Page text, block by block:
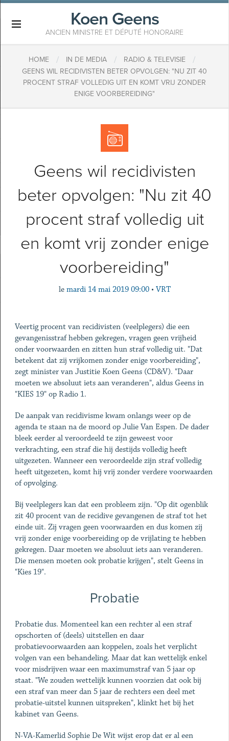
Koen Geens
ANCIEN MINISTRE ET DÉPUTÉ HONORAIRE
HOME / IN DE MEDIA / RADIO & TELEVISIE /
GEENS WIL RECIDIVISTEN BETER OPVOLGEN: "NU ZIT 40
PROCENT STRAF VOLLEDIG UIT EN KOMT VRIJ ZONDER
ENIGE VOORBEREIDING"
Geens wil recidivisten
beter opvolgen: "Nu zit 40
procent straf volledig uit
en komt vrij zonder enige
voorbereiding"
le mardi 14 mai 2019 09:00 • VRT
Veertig procent van recidivisten (veelplegers) die een
gevangenisstraf hebben gekregen, vragen geen vrijheid
onder voorwaarden en zitten hun straf volledig uit. "Dat
betekent dat zij vrijkomen zonder enige voorbereiding",
zegt minister van Justitie Koen Geens (CD&V). "Daar
moeten we absoluut iets aan veranderen", aldus Geens in
"KIES 19" op Radio 1.
De aanpak van recidivisme kwam onlangs weer op de
agenda te staan na de moord op Julie Van Espen. De dader
bleek eerder al veroordeeld te zijn geweest voor
verkrachting, een straf die hij destijds volledig heeft
uitgezeten. Wanneer een veroordeelde zijn straf volledig
heeft uitgezeten, komt hij vrij zonder verdere voorwaarden
of opvolging.
Bij veelplegers kan dat een probleem zijn. "Op dit ogenblik
zit 40 procent van de recidive gevangenen de straf tot het
einde uit. Zij vragen geen voorwaarden en dus komen zij
vrij zonder enige voorbereiding op de vrijlating te hebben
gekregen. Daar moeten we absoluut iets aan veranderen.
Die mensen moeten ook probatie krijgen", stelt Geens in
"Kies 19".
Probatie
Probatie dus. Momenteel kan een rechter al een straf
opschorten of (deels) uitstellen en daar
probatievoorwaarden aan koppelen, zoals het verplicht
volgen van een behandeling. Maar dat kan wettelijk enkel
voor misdrijven waar een maximumstraf van 5 jaar op
staat. "We zouden wettelijk kunnen voorzien dat ook bij
een straf van meer dan 5 jaar de rechters een deel met
probatie-uitstel kunnen uitspreken", klinkt het bij het
kabinet van Geens.
N-VA-Kamerlid Sophie De Wit wijst erop dat er al een